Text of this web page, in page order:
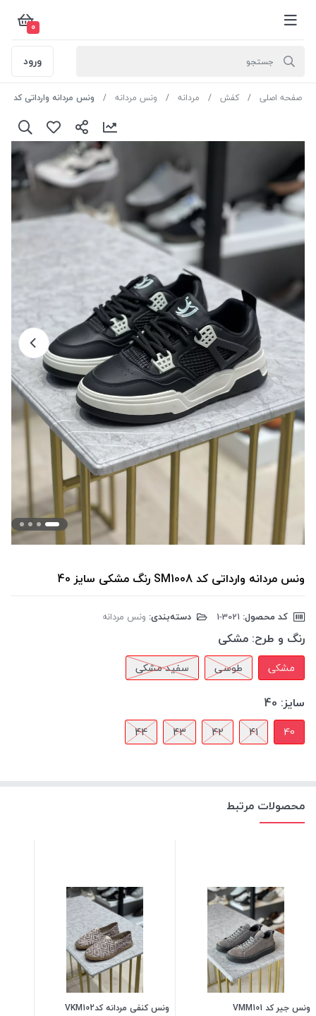
0
ورود
صفحه اصلی کفش مردانه ونس مردانه ونس مردانه وارداتی کد SM1008 رنگ مشکی سایز 40
ونس مردانه وارداتی کد SM1008 رنگ مشکی سایز 40
کد محصول: دسته‌بندی: ونس مردانه
رنگ و طرح: مشکی
مشکی طوسی سفید مشکی
سایز: 40
40
41
42
43
44
محصولات مرتبط
ونس جیر کد VMM101 ونس کنفی مردانه کدVKM102